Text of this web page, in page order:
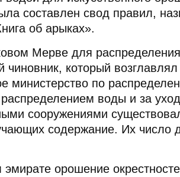
составлен свод правил,
об арыках».
Мерве для
чиновник, который
министерство по
распределением воды и за
сооружениями
содержание. Их число
эмирате орошение